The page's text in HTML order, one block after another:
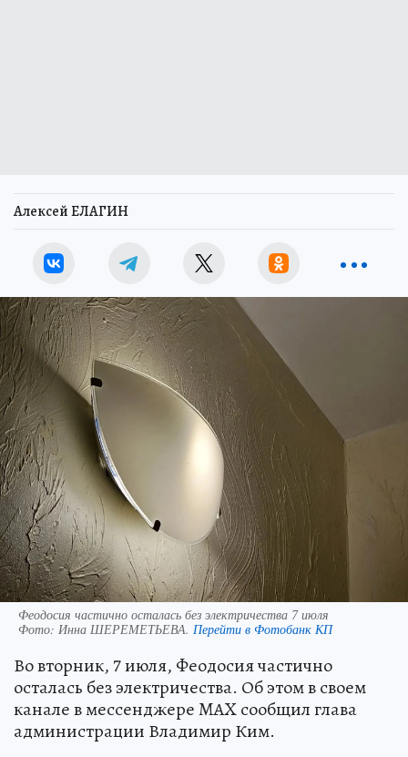
Алексей ЕЛАГИН
Феодосия частично осталась без электричества 7 июля
Фото: Инна ШЕРЕМЕТЬЕВА. Перейти в Фотобанк КП
Во вторник, 7 июля, Феодосия частично
осталась без электричества. Об этом в своем
канале в мессенджере MAX сообщил глава
администрации Владимир Ким.